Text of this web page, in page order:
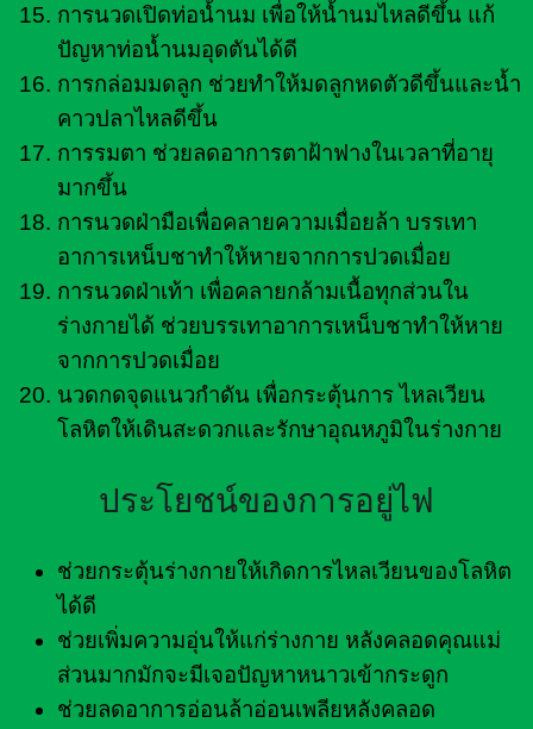
การนวดเปิดท่อน้ำนม เพื่อให้น้ำนมไหลดีขึ้น แก้
ปัญหาท่อน้ำนมอุดตันได้ดี
การกล่อมมดลูก ช่วยทำให้มดลูกหดตัวดีขึ้นและน้ำ
คาวปลาไหลดีขึ้น
การรมตา ช่วยลดอาการตาฝ้าฟางในเวลาที่อายุ
มากขึ้น
การนวดฝ่ามือเพื่อคลายความเมื่อยล้า บรรเทา
อาการเหน็บชาทำให้หายจากการปวดเมื่อย
การนวดฝ่าเท้า เพื่อคลายกล้ามเนื้อทุกส่วนใน
ร่างกายได้ ช่วยบรรเทาอาการเหน็บชาทำให้หาย
จากการปวดเมื่อย
นวดกดจุดแนวกำดัน เพื่อกระตุ้นการ ไหลเวียน
โลหิตให้เดินสะดวกและรักษาอุณหภูมิในร่างกาย
ประโยชน์ของการอยู่ไฟ
ช่วยกระตุ้นร่างกายให้เกิดการไหลเวียนของโลหิต
ได้ดี
ช่วยเพิ่มความอุ่นให้แก่ร่างกาย หลังคลอดคุณแม่
ส่วนมากมักจะมีเจอปัญหาหนาวเข้ากระดูก
ช่วยลดอาการอ่อนล้าอ่อนเพลียหลังคลอด